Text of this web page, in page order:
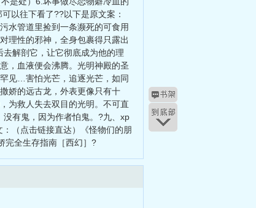
以往下看了??以下是原文案：
水管道里捡到一条濒死的可食用
理性的邪神，全身包裹得只露出
解剖它，让它彻底成为他的理
，血液便会沸腾。光明神殿的圣
见…害怕光芒，追逐光芒，如同
娇的远古龙，外表更像只有十
为救人失去双目的光明。不可直
有鬼，因为作者怕鬼。?九、xp
（点击链接直达）《怪物们的朋
完全生存指南［西幻］?